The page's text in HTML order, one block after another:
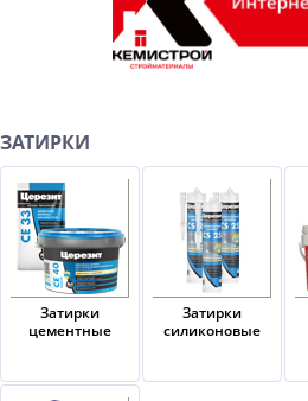
ЗАТИРКИ
Затирки
цементные
Затирки
силиконовые